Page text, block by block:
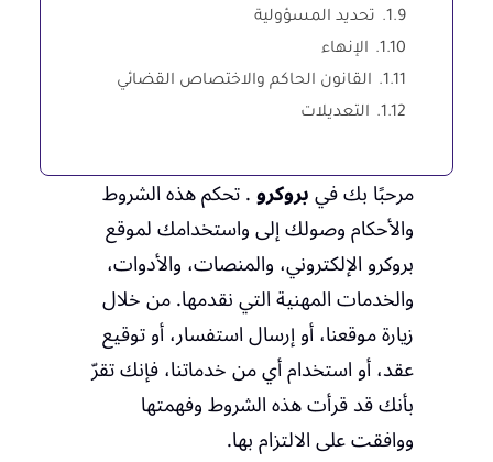
1.9.
تحديد المسؤولية
1.10.
الإنهاء
1.11.
القانون الحاكم والاختصاص القضائي
1.12.
التعديلات
مرحبًا بك فيبروكرو. تحكم هذه الشروط
والأحكام وصولك إلى واستخدامك لموقع
بروكرو الإلكتروني، والمنصات، والأدوات،
والخدمات المهنية التي نقدمها. من خلال
زيارة موقعنا، أو إرسال استفسار، أو توقيع
عقد، أو استخدام أي من خدماتنا، فإنك تقرّ
بأنك قد قرأت هذه الشروط وفهمتها
ووافقت على الالتزام بها.